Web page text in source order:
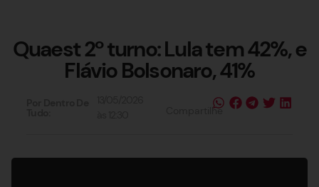
Quaest 2º turno: Lula tem 42%, e
Flávio Bolsonaro, 41%
Compartilhe